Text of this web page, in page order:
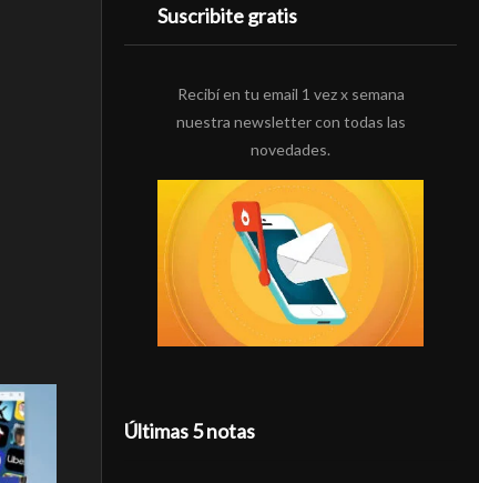
Suscribite gratis
Recibí en tu email 1 vez x semana
nuestra newsletter con todas las
novedades.
Últimas 5 notas